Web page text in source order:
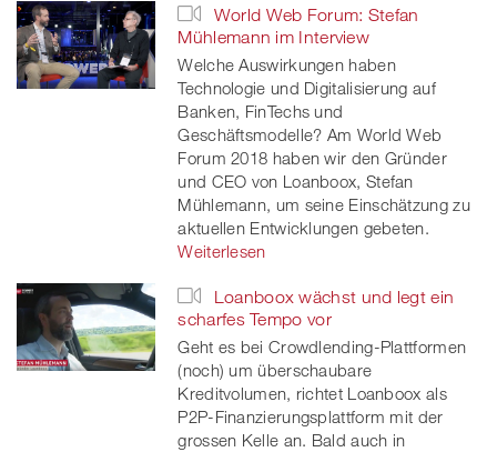
World Web Forum: Stefan
Mühlemann im Interview
Welche Auswirkungen haben
Technologie und Digitalisierung auf
Banken, FinTechs und
Geschäftsmodelle? Am World Web
Forum 2018 haben wir den Gründer
und CEO von Loanboox, Stefan
Mühlemann, um seine Einschätzung zu
aktuellen Entwicklungen gebeten.
Weiterlesen
Loanboox wächst und legt ein
scharfes Tempo vor
Geht es bei Crowdlending-Plattformen
(noch) um überschaubare
Kreditvolumen, richtet Loanboox als
P2P-Finanzierungsplattform mit der
grossen Kelle an. Bald auch in